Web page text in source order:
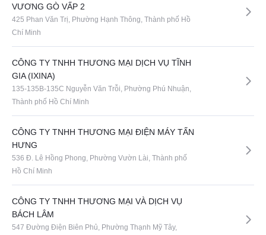
VƯƠNG GÒ VẤP 2
425 Phan Văn Trị, Phường Hạnh Thông, Thành phố Hồ
Chí Minh
CÔNG TY TNHH THƯƠNG MẠI DỊCH VỤ TĨNH
GIA (IXINA)
135-135B-135C Nguyễn Văn Trỗi, Phường Phú Nhuận,
Thành phố Hồ Chí Minh
CÔNG TY TNHH THƯƠNG MẠI ĐIỆN MÁY TẤN
HƯNG
536 Đ. Lê Hồng Phong, Phường Vườn Lài, Thành phố
Hồ Chí Minh
CÔNG TY TNHH THƯƠNG MẠI VÀ DỊCH VỤ
BÁCH LÂM
547 Đường Điện Biên Phủ, Phường Thạnh Mỹ Tây,